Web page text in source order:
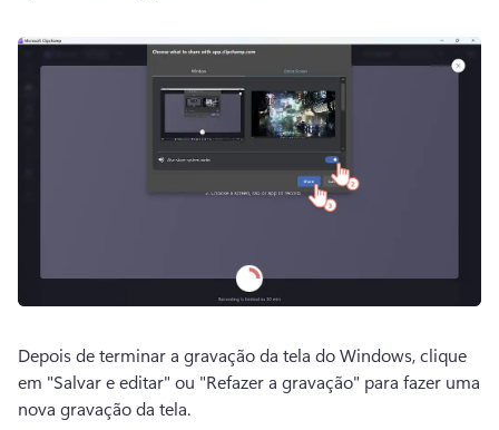
Depois de terminar a gravação da tela do Windows, clique
em "Salvar e editar" ou "Refazer a gravação" para fazer uma
nova gravação da tela.